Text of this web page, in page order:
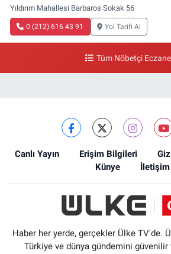
Yıldırım Mahallesi Barbaros Sokak 56
0 (212) 616 43 91 Yol Tarifi Al
Tüm Nöbetçi
Canlı Yayın Erişim Bilgileri
Künye
İletişim
Haber her yerde, gerçekler Ülke TV'de.
Türkiye ve dünya gündemini güvenilir